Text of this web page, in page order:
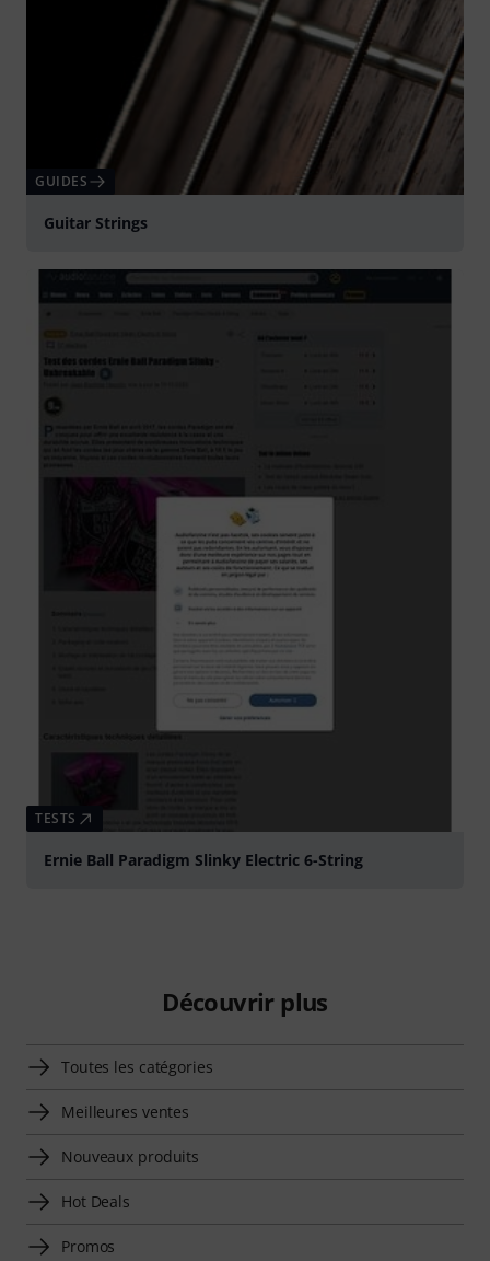
GUIDES
Guitar Strings
TESTS
Ernie Ball Paradigm Slinky Electric 6-String
Découvrir plus
Toutes les catégories
Meilleures ventes
Nouveaux produits
Hot Deals
Promos